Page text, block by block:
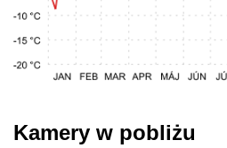
Kamery w pobliżu